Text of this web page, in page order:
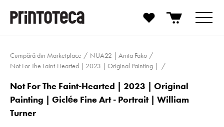
Cumpără din Marketplace
NUA22 | Anita Fako
Not For The Faint-Hearted | 2023 | Original Painting |
Not For The Faint-Hearted | 2023 | Original
Painting | Giclée Fine Art - Portrait | William
Turner